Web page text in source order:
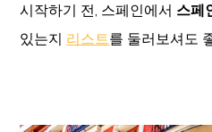
시작하기 전, 스페인에서 스페
있는지 리스트를 둘러보셔도